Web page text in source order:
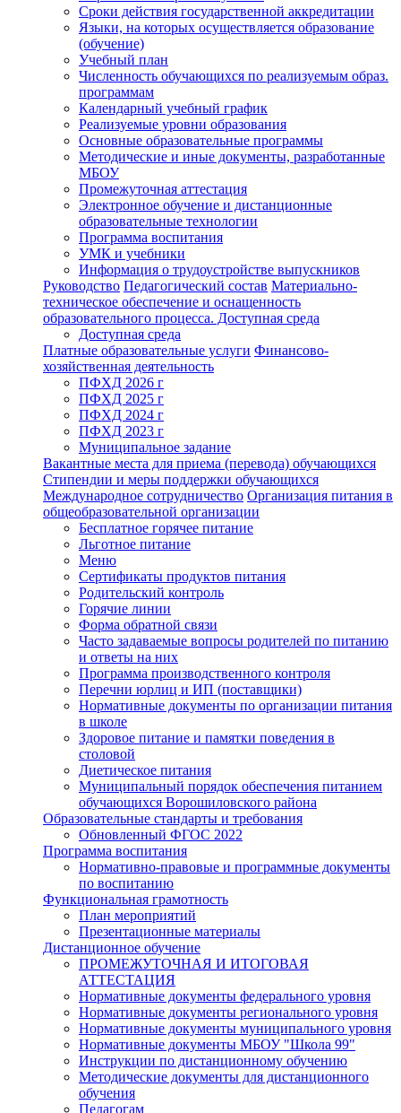
Сроки действия государственной аккредитации
Языки, на которых осуществляется образование
(обучение)
Учебный план
Численность обучающихся по реализуемым образ.
программам
Календарный учебный график
Реализуемые уровни образования
Основные образовательные программы
Методические и иные документы, разработанные
МБОУ
Промежуточная аттестация
Электронное обучение и дистанционные
образовательные технологии
Программа воспитания
УМК и учебники
Информация о трудоустройстве выпускников
Руководство Педагогический состав Материально-
техническое обеспечение и оснащенность
образовательного процесса. Доступная среда
Доступная среда
Платные образовательные услуги Финансово-
хозяйственная деятельность
ПФХД 2026 г
ПФХД 2025 г
ПФХД 2024 г
ПФХД 2023 г
Муниципальное задание
Вакантные места для приема (перевода) обучающихся
Стипендии и меры поддержки обучающихся
Международное сотрудничество Организация питания в
общеобразовательной организации
Бесплатное горячее питание
Льготное питание
Меню
Сертификаты продуктов питания
Родительский контроль
Горячие линии
Форма обратной связи
Часто задаваемые вопросы родителей по питанию
и ответы на них
Программа производственного контроля
Перечни юрлиц и ИП (поставщики)
Нормативные документы по организации питания
в школе
Здоровое питание и памятки поведения в
столовой
Диетическое питания
Муниципальный порядок обеспечения питанием
обучающихся Ворошиловского района
Образовательные стандарты и требования
Обновленный ФГОС 2022
Программа воспитания
Нормативно-правовые и программные документы
по воспитанию
Функциональная грамотность
План мероприятий
Презентационные материалы
Дистанционное обучение
ПРОМЕЖУТОЧНАЯ И ИТОГОВАЯ
АТТЕСТАЦИЯ
Нормативные документы федерального уровня
Нормативные документы регионального уровня
Нормативные документы муниципального уровня
Нормативные документы МБОУ "Школа 99"
Инструкции по дистанционному обучению
Методические документы для дистанционного
обучения
Педагогам